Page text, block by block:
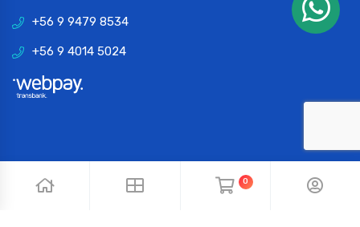
+56 9 9479 8534
+56 9 4014 5024
0